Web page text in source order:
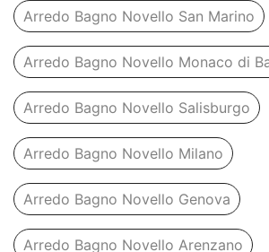
Arredo Bagno Novello San Marino
Arredo Bagno Novello Monaco di
Arredo Bagno Novello Salisburgo
Arredo Bagno Novello Milano
Arredo Bagno Novello Genova
Arredo Bagno Novello Arenzano